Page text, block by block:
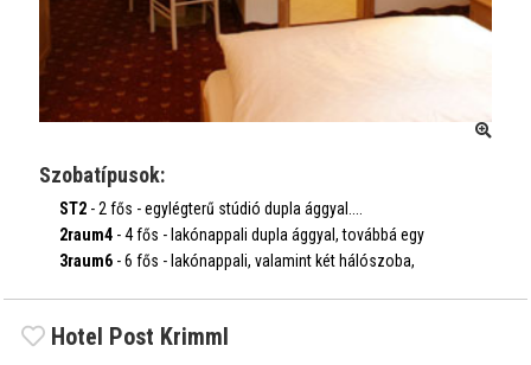
Szobatípusok:
ST2 - 2 fős - egylégterű stúdió dupla ággyal....
időpontok, árak
2raum4 - 4 fős - lakónappali dupla ággyal, továbbá egy
hálósz...
3raum6 - 6 fős - lakónappali, valamint két hálószoba,
Hotel Post Krimml